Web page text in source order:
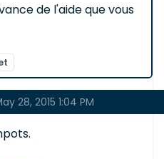
de l'aide que vous
28, 2015 1:04 PM